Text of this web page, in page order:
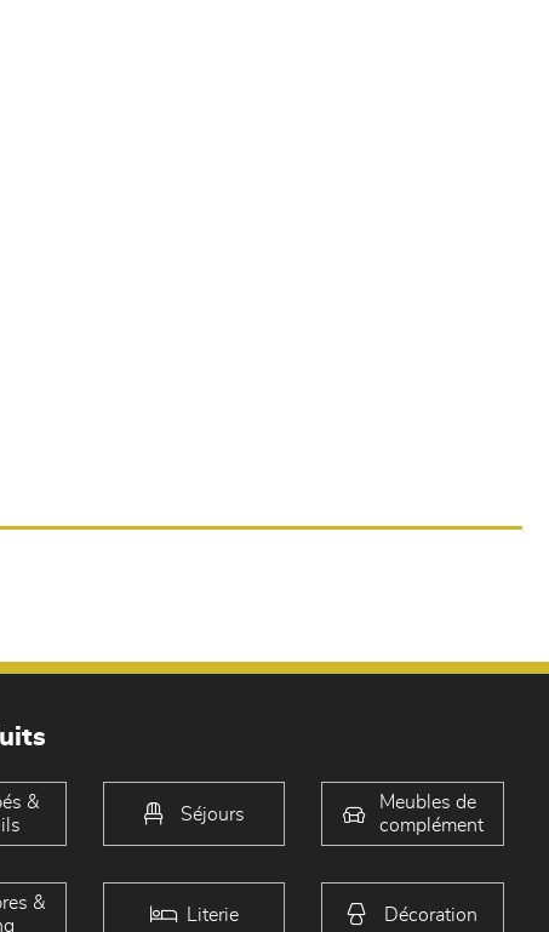
&
Séjours
Meubles de
complément
&
Literie Décoration